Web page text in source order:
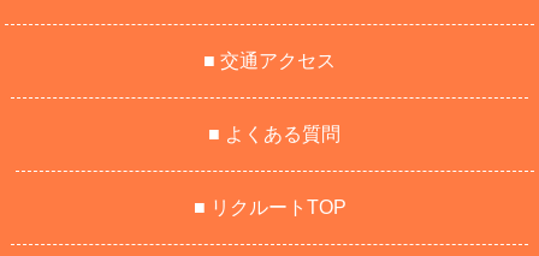
■ 交通アクセス
■ よくある質問
■ リクルートTOP